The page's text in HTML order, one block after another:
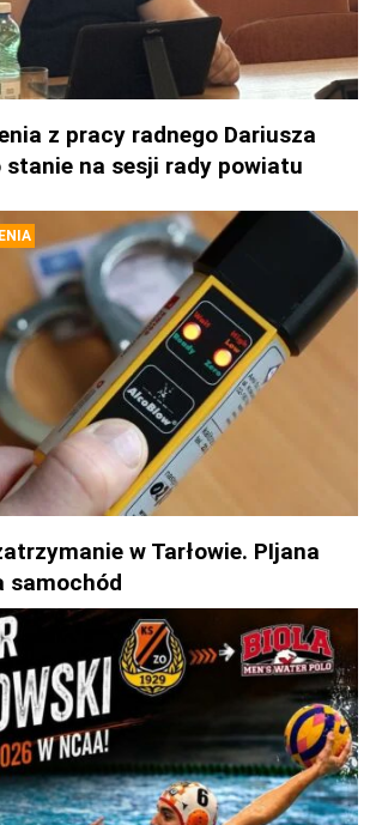
z pracy radnego Dariusza
stanie na sesji rady powiatu
w Tarłowie. PIjana
samochód